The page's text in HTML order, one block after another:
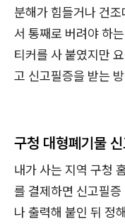
분해가 힘들거나 건
서 통째로 버려야 하
티커를 사 붙였지만
고 신고필증을 받는
구청 대형폐기물
내가 사는 지역 구청
를 결제하면 신고필
나 출력해 붙인 뒤 정